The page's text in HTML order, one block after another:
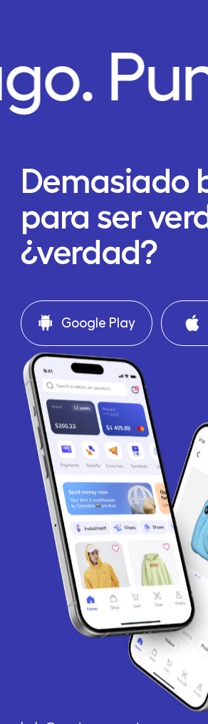
Demasiado
para ser
¿verdad?
Google Play